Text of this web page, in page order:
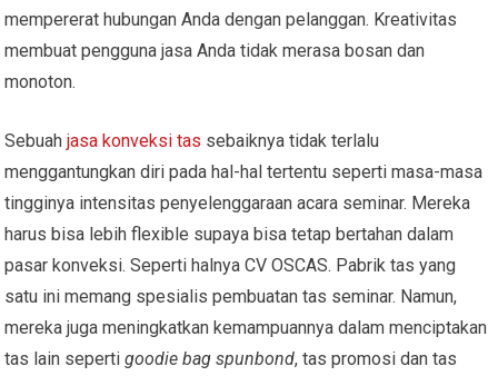
mempererat hubungan Anda dengan pelanggan. Kreativitas
membuat pengguna jasa Anda tidak merasa bosan dan
monoton.
Sebuahjasa konveksi tas sebaiknya tidak terlalu
menggantungkan diri pada hal-hal tertentu seperti masa-masa
tingginya intensitas penyelenggaraan acara seminar. Mereka
harus bisa lebih flexible supaya bisa tetap bertahan dalam
pasar konveksi. Seperti halnya CV OSCAS. Pabrik tas yang
satu ini memang spesialis pembuatan tas seminar. Namun,
mereka juga meningkatkan kemampuannya dalam menciptakan
tas lain sepertigoodie bag spunbond, tas promosi dan tas